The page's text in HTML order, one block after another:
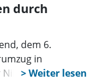
durch
dem 6.
in
auf